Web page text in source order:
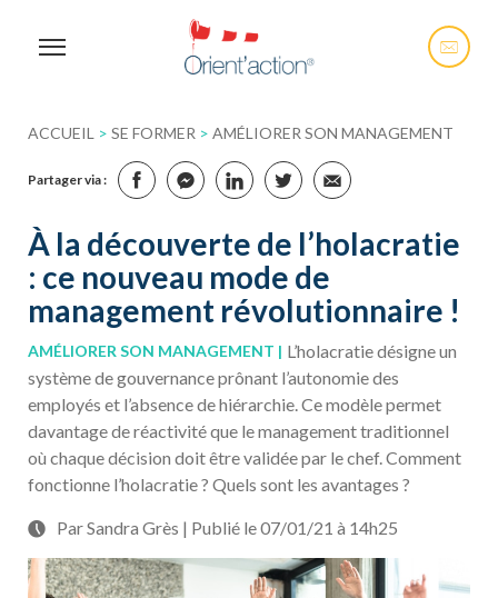
ACCUEIL > SE FORMER > AMÉLIORER SON MANAGEMENT
Partager via :
À la découverte de l’holacratie
: ce nouveau mode de
management révolutionnaire !
AMÉLIORER SON MANAGEMENT
L’holacratie désigne un
système de gouvernance prônant l’autonomie des
employés et l’absence de hiérarchie. Ce modèle permet
davantage de réactivité que le management traditionnel
où chaque décision doit être validée par le chef. Comment
fonctionne l’holacratie ? Quels sont les avantages ?
Par Sandra Grès | Publié le 07/01/21 à 14h25